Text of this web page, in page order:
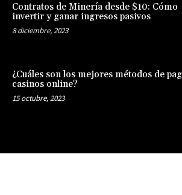
Contratos de Minería desde $10: Cómo
invertir y ganar ingresos pasivos
8 diciembre, 2023
¿Cuáles son los mejores métodos de
casinos online?
15 octubre, 2023